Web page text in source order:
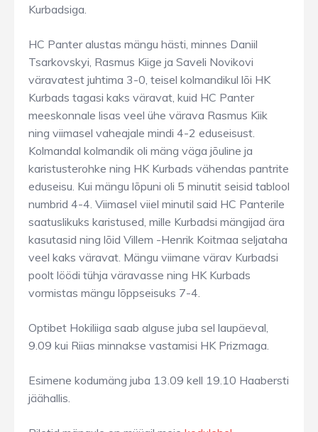
Kurbadsiga.
HC Panter alustas mängu hästi, minnes Daniil
Tsarkovskyi, Rasmus Kiige ja Saveli Novikovi
väravatest juhtima 3-0, teisel kolmandikul lõi HK
Kurbads tagasi kaks väravat, kuid HC Panter
meeskonnale lisas veel ühe värava Rasmus Kiik
ning viimasel vaheajale mindi 4-2 eduseisust.
Kolmandal kolmandik oli mäng väga jõuline ja
karistusterohke ning HK Kurbads vähendas pantrite
eduseisu. Kui mängu lõpuni oli 5 minutit seisid tablool
numbrid 4-4. Viimasel viiel minutil said HC Panterile
saatuslikuks karistused, mille Kurbadsi mängijad ära
kasutasid ning lõid Villem -Henrik Koitmaa seljataha
veel kaks väravat. Mängu viimane värav Kurbadsi
poolt löödi tühja väravasse ning HK Kurbads
vormistas mängu lõppseisuks 7-4.
Optibet Hokiliiga saab alguse juba sel laupäeval,
9.09 kui Riias minnakse vastamisi HK Prizmaga.
Esimene kodumäng juba 13.09 kell 19.10 Haabersti
jäähallis.